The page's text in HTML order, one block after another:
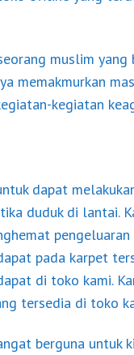
muslim
memakmurkan
kegiatan
dapat
duduk di lantai.
pada karpet
di toko kami.
tersedia di toko
berguna untuk